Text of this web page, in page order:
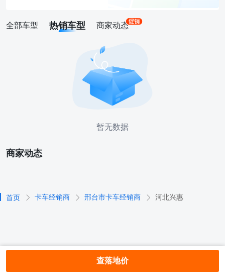
全部车型 热销车型 商家动态
暂无数据
商家动态
首页 卡车经销商 邢台市卡车经销商 河北兴惠
查落地价